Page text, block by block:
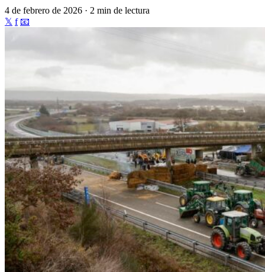
4 de febrero de 2026 · 2 min de lectura
𝕏 f 📧